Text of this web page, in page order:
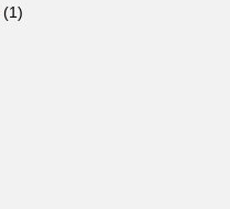
(1)